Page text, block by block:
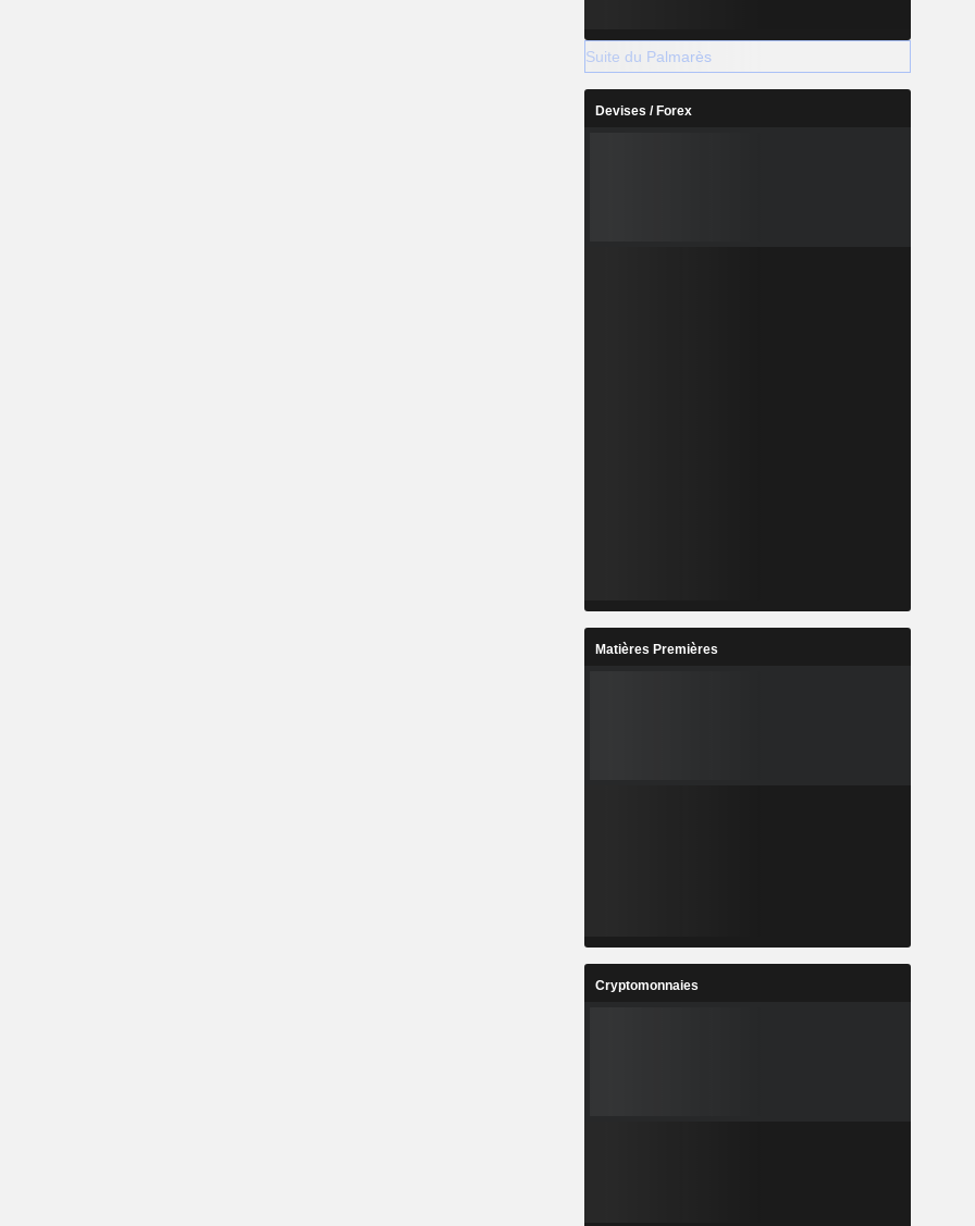
Suite du Palmarès
Devises / Forex
Matières Premières
Cryptomonnaies